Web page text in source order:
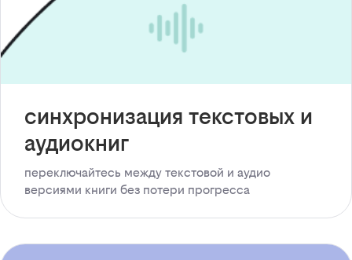
синхронизация текстовых и
аудиокниг
переключайтесь между текстовой и аудио
версиями книги без потери прогресса